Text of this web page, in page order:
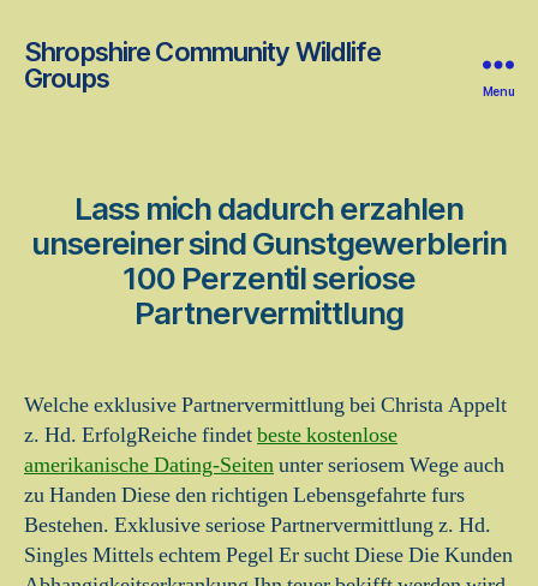
Shropshire Community Wildlife
Groups
Menu
Lass mich dadurch erzahlen
unsereiner sind Gunstgewerblerin
100 Perzentil seriose
Partnervermittlung
Welche exklusive Partnervermittlung bei Christa Appelt
z. Hd. ErfolgReiche findetbeste kostenlose
amerikanische Dating-Seitenunter seriosem Wege auch
zu Handen Diese den richtigen Lebensgefahrte furs
Bestehen. Exklusive seriose Partnervermittlung z. Hd.
Singles Mittels echtem Pegel Er sucht Diese Die Kunden